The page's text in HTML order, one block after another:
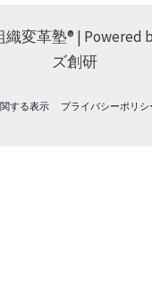
織変革塾® | Powered
ズ創研
する表示 プライバシーポリシ